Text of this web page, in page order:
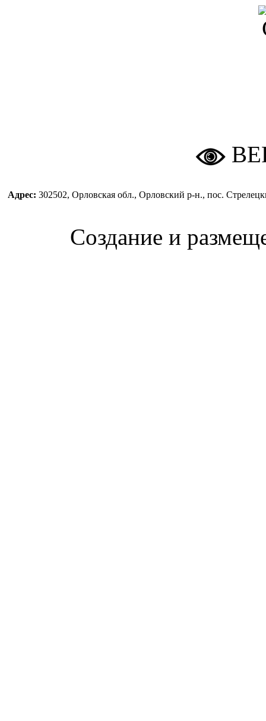
Адрес: 302502, Орловская обл., Орловский р-н., пос.
Создание и